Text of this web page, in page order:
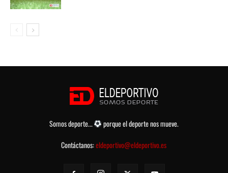
Somos deporte...
porque el deporte nos mueve.
Contáctanos:eldeportivo@eldeportivo.es